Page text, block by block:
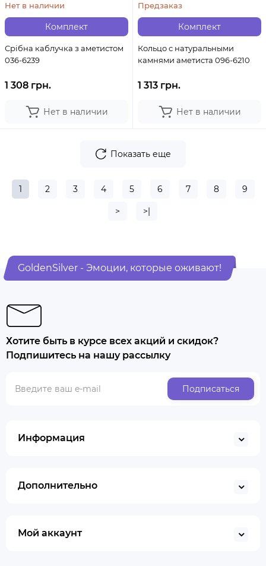
Комплект
Нет в наличии
Срібна каблучка з аметистом
036-6239
1 308 грн.
Нет в наличии
Комплект
Предзаказ
Кольцо с натуральными
камнями аметиста 096-6210
1 313 грн.
Нет в наличии
Показать еще
1 2 3 4 5 6 7 8 9
> >|
GoldenSilver - Эмоции, которые оживают!
Хотите быть в курсе всех акций и скидок?
Подпишитесь на нашу рассылку
Подписаться
Информация
Дополнительно
Мой аккаунт